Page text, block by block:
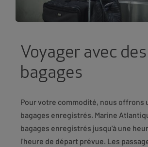
Voyager avec des
bagages
Pour votre commodité, nous offrons
bagages enregistrés. Marine
bagages enregistrés jusqu'à une
l'heure de départ prévue. Les